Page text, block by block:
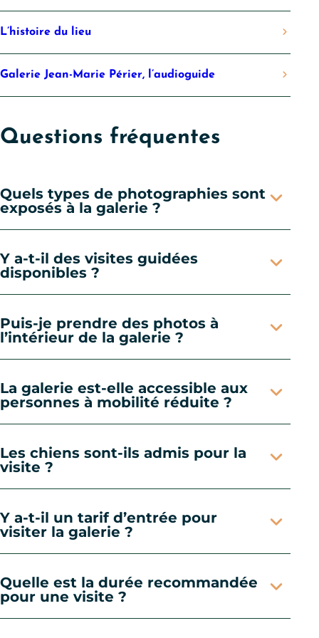
L’histoire du lieu
Galerie Jean-Marie Périer, l’audioguide
Questions fréquentes
Quels types de photographies sont
exposés à la galerie ?
Y a-t-il des visites guidées
disponibles ?
Puis-je prendre des photos à
l’intérieur de la galerie ?
La galerie est-elle accessible aux
personnes à mobilité réduite ?
Les chiens sont-ils admis pour la
visite ?
Y a-t-il un tarif d’entrée pour
visiter la galerie ?
Quelle est la durée recommandée
pour une visite ?